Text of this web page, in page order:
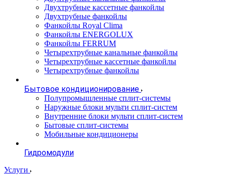
Двухтрубные кассетные фанкойлы
Двухтрубные фанкойлы
Фанкойлы Royal Clima
Фанкойлы ENERGOLUX
Фанкойлы FERRUM
Четырехтрубные канальные фанкойлы
Четырехтрубные кассетные фанкойлы
Четырехтрубные фанкойлы
Бытовое кондиционирование
Полупромышленные сплит-системы
Наружные блоки мульти сплит-систем
Внутренние блоки мульти сплит-систем
Бытовые сплит-системы
Мобильные кондиционеры
Гидромодули
Услуги